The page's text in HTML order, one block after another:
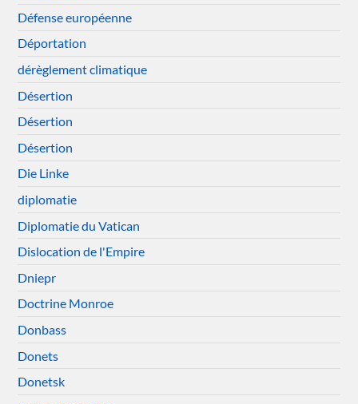
Défense européenne
Déportation
dérèglement climatique
Désertion
Désertion
Désertion
Die Linke
diplomatie
Diplomatie du Vatican
Dislocation de l'Empire
Dniepr
Doctrine Monroe
Donbass
Donets
Donetsk